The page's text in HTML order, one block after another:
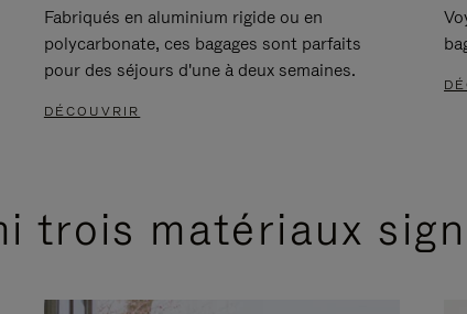
Fabriqués en aluminium rigide ou en
polycarbonate, ces bagages sont parfaits
pour des séjours d'une à deux semaines.
DÉCOUVRIR
trois matériaux